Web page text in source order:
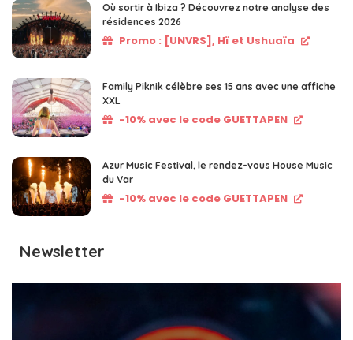
Où sortir à Ibiza ? Découvrez notre analyse des
résidences 2026
Promo : [UNVRS], Hï et Ushuaïa
Family Piknik célèbre ses 15 ans avec une affiche
XXL
-10% avec le code GUETTAPEN
Azur Music Festival, le rendez-vous House Music
du Var
-10% avec le code GUETTAPEN
Newsletter